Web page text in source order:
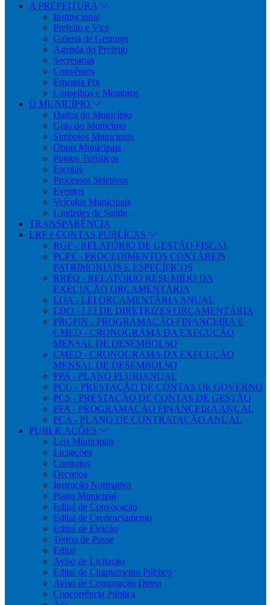
A PREFEITURA
Institucional
Prefeito e Vice
Galeria de Gestores
Agenda do Prefeito
Secretarias
Convênios
Emenda Pix
Conselhos e Membros
O MUNICÍPIO
Dados do Município
Guia do Município
Símbolos Municipais
Obras Municipais
Pontos Turísticos
Escolas
Processos Seletivos
Eventos
Veículos Municipais
Unidades de Saúde
TRANSPARÊNCIA
LRF e CONTAS PÚBLICAS
RGF - RELATÓRIO DE GESTÃO FISCAL
PCPE - PROCEDIMENTOS CONTÁBEIS
PATRIMONIAIS E ESPECÍFICOS
RREO - RELATÓRIO RESUMIDO DA
EXECUÇÃO ORÇAMENTÁRIA
LOA - LEI ORÇAMENTÁRIA ANUAL
LDO - LEI DE DIRETRIZES ORÇAMENTÁRIA
PRGFIN - PROGRAMAÇÃO FINANCEIRA E
CMED - CRONOGRAMA DA EXECUÇÃO
MENSAL DE DESEMBOLSO
CMED - CRONOGRAMA DA EXECUÇÃO
MENSAL DE DESEMBOLSO
PPA - PLANO PLURIANUAL
PCG - PRESTAÇÃO DE CONTAS DE GOVERNO
PCS - PRESTAÇÃO DE CONTAS DE GESTÃO
PFA - PROGRAMAÇÃO FINANCEIRA ANUAL
PCA - PLANO DE CONTRATAÇÃO ANUAL
PUBLICAÇÕES
Leis Municipais
Licitações
Contratos
Decretos
Instrução Normativa
Plano Municipal
Edital de Convocação
Edital de Credenciamento
Edital de Eleição
Termo de Posse
Edital
Aviso de Licitação
Edital de Chamamento Público
Aviso de Contratação Direta
Concorrência Pública